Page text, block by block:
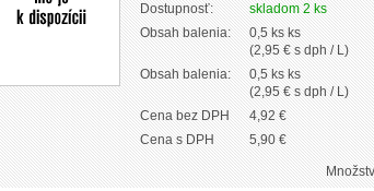
Dostupnosť:
skladom 2 ks
Obsah balenia:
0,5 ks ks
(2,95 € s dph / L)
Obsah balenia:
0,5 ks ks
(2,95 € s dph / L)
Cena bez DPH
4,92 €
Cena s DPH
5,90 €